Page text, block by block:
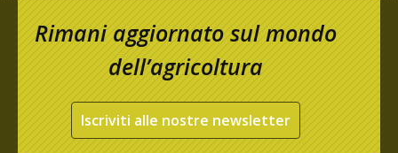
Rimani aggiornato sul mondo
dell’agricoltura
Iscriviti alle nostre newsletter